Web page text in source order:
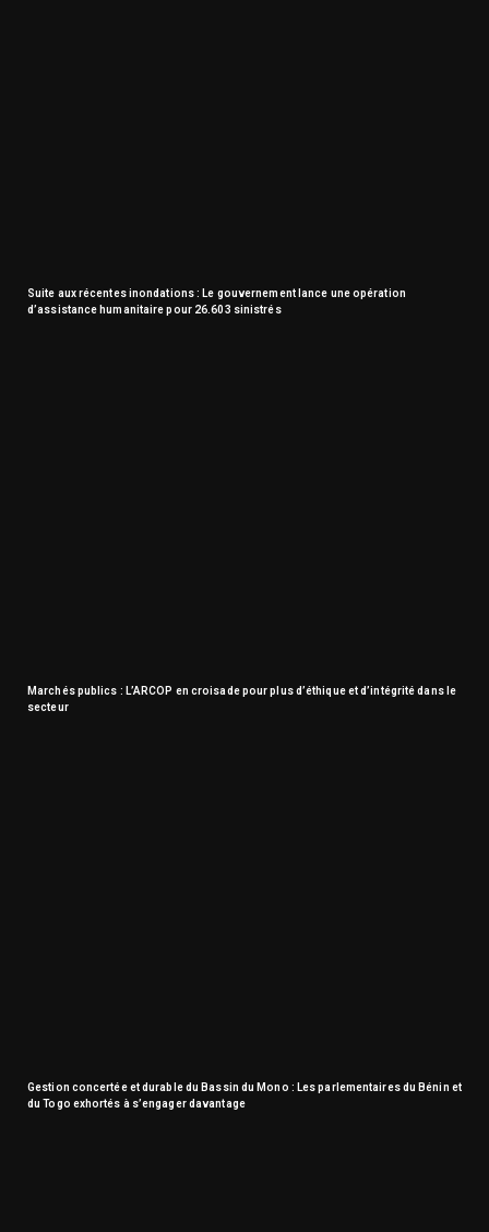
Suite aux récentes inondations : Le gouvernement lance une opération
d’assistance humanitaire pour 26.603 sinistrés
Marchés publics : L’ARCOP en croisade pour plus d’éthique et d’intégrité dans le
secteur
Gestion concertée et durable du Bassin du Mono : Les parlementaires du Bénin et
du Togo exhortés à s’engager davantage